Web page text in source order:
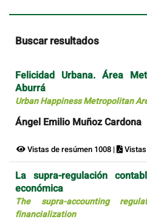
Buscar resultados
Felicidad Urbana. Área
Aburrá
Urban Happiness Metropolitan
Ángel Emilio Muñoz Cardona
Vistas de resúmen 1008 |
La supra-regulación
económica
The supra-accounting
financialization